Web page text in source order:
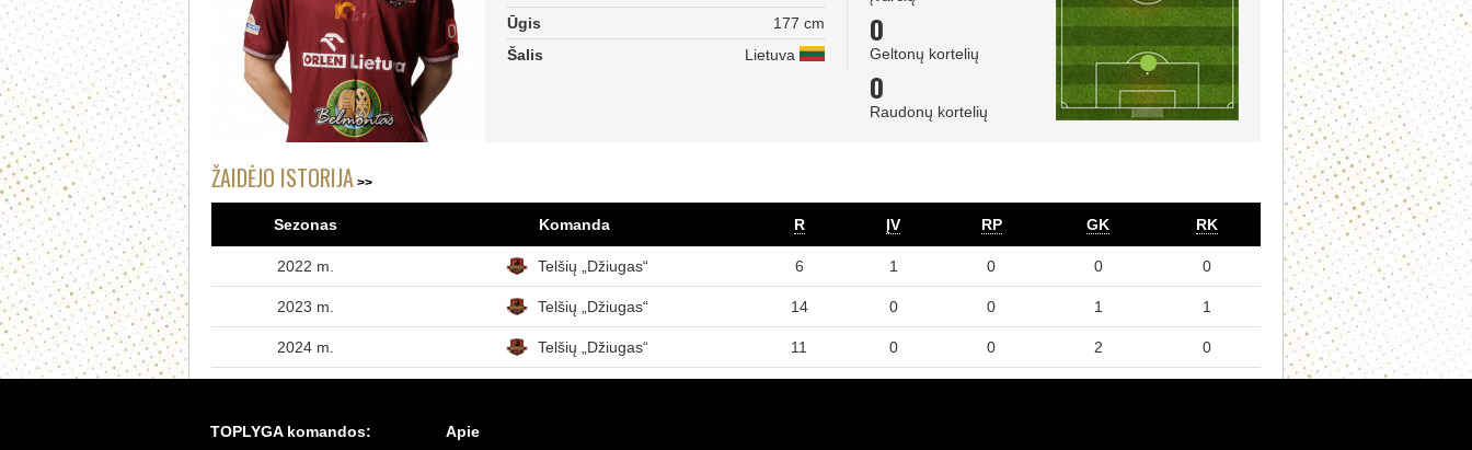
Ūgis
177 cm
Šalis
Lietuva
0
Geltonų kortelių
0
Raudonų kortelių
ŽAIDĖJO ISTORIJA
Sezonas Komanda R ĮV RP GK RK
2022 m. Telšių „Džiugas“ 6 1 0 0 0
2023 m. Telšių „Džiugas“ 14 0 0 1 1
2024 m. Telšių „Džiugas“ 11 0 0 2 0
TOPLYGA komandos:
Apie